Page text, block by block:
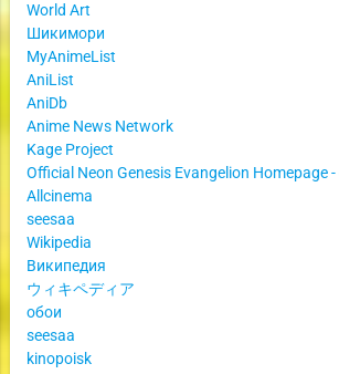
World Art
Шикимори
MyAnimeList
AniList
AniDb
Anime News Network
Kage Project
Official Neon Genesis Evangelion Homepage
Allcinema
seesaa
Wikipedia
Википедия
ウィキペディア
обои
seesaa
kinopoisk